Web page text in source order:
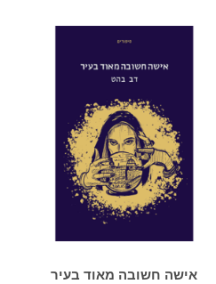
אישה חשובה מאוד בעיר